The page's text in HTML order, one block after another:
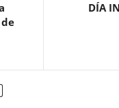
DÍA